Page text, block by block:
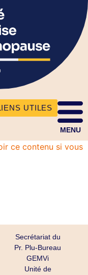
UTILES
MENU
ce contenu si vous
Secrétariat du
Pr. Plu-Bureau
GEMVi
Unité de